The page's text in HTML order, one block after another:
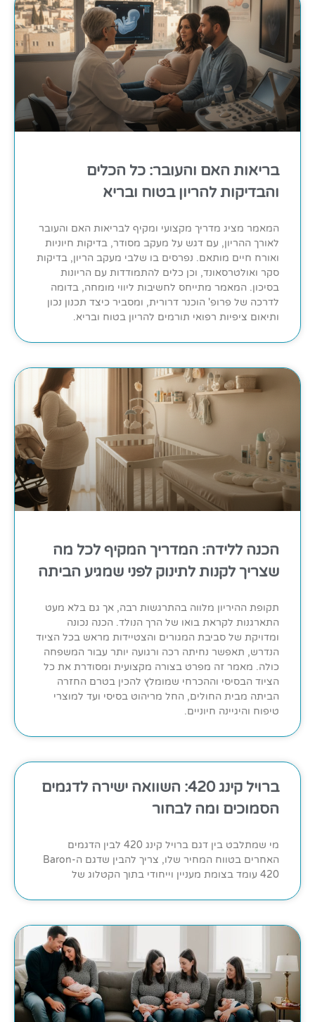
בריאות האם והעובר: כל הכלים
והבדיקות להריון בטוח ובריא
המאמר מציג מדריך מקצועי ומקיף לבריאות האם והעובר
לאורך ההריון, עם דגש על מעקב מסודר, בדיקות חיוניות
ואורח חיים מותאם. נפרסים בו שלבי מעקב הריון, בדיקות
סקר ואולטרסאונד, וכן כלים להתמודדות עם הריונות
בסיכון. המאמר מתייחס לחשיבות ליווי מומחה, בדומה
לדרכה של פרופ' הוכנר דרורית, ומסביר כיצד תכנון נכון
ותיאום ציפיות רפואי תורמים להריון בטוח ובריא.
הכנה ללידה: המדריך המקיף לכל מה
שצריך לקנות לתינוק לפני שמגיע הביתה
תקופת ההיריון מלווה בהתרגשות רבה, אך גם בלא מעט
התארגנות לקראת בואו של הרך הנולד. הכנה נכונה
ומדויקת של סביבת המגורים והצטיידות מראש בכל הציוד
הנדרש, תאפשר נחיתה רכה ורגועה יותר עבור המשפחה
כולה. מאמר זה מפרט בצורה מקצועית ומסודרת את כל
הציוד הבסיסי וההכרחי שמומלץ להכין בטרם החזרה
הביתה מבית החולים, החל מריהוט בסיסי ועד למוצרי
טיפוח והיגיינה חיוניים.
ברויל קינג 420: השוואה ישירה לדגמים
הסמוכים ומה לבחור
מי שמתלבט בין דגם ברויל קינג 420 לבין הדגמים
האחרים בטווח המחיר שלו, צריך להבין שדגם ה-Baron
420 עומד בצומת מעניין וייחודי בתוך הקטלוג של